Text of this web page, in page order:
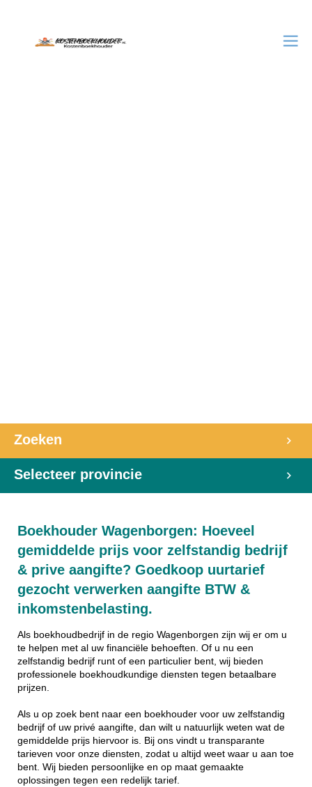
Zoeken
Selecteer provincie
Boekhouder Wagenborgen: Hoeveel
gemiddelde prijs voor zelfstandig bedrijf
& prive aangifte? Goedkoop uurtarief
gezocht verwerken aangifte BTW &
inkomstenbelasting.
Als boekhoudbedrijf in de regio Wagenborgen zijn wij er om u
te helpen met al uw financiële behoeften. Of u nu een
zelfstandig bedrijf runt of een particulier bent, wij bieden
professionele boekhoudkundige diensten tegen betaalbare
prijzen.
Als u op zoek bent naar een boekhouder voor uw zelfstandig
bedrijf of uw privé aangifte, dan wilt u natuurlijk weten wat de
gemiddelde prijs hiervoor is. Bij ons vindt u transparante
tarieven voor onze diensten, zodat u altijd weet waar u aan toe
bent. Wij bieden persoonlijke en op maat gemaakte
oplossingen tegen een redelijk tarief.